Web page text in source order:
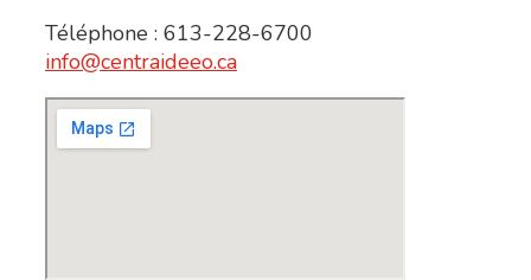
Téléphone : 613-228-6700
info@centraideeo.ca